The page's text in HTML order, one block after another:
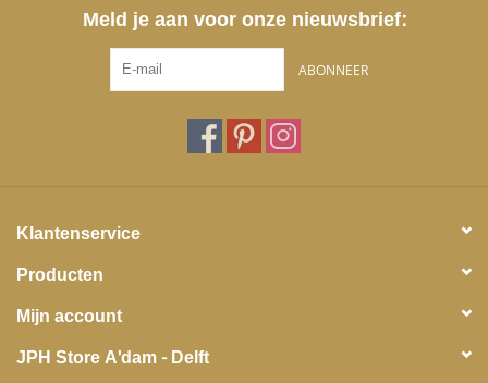
Meld je aan voor onze nieuwsbrief:
ABONNEER
Klantenservice
Producten
Mijn account
JPH Store A'dam - Delft